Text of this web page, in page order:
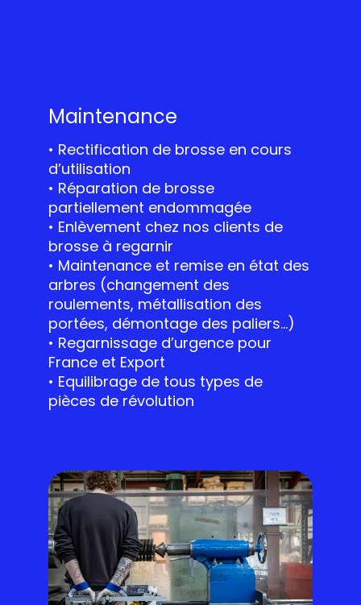
Maintenance
• Rectification de brosse en cours
d’utilisation
• Réparation de brosse
partiellement endommagée
• Enlèvement chez nos clients de
brosse à regarnir
• Maintenance et remise en état des
arbres (changement des
roulements, métallisation des
portées, démontage des paliers…)
• Regarnissage d’urgence pour
France et Export
• Equilibrage de tous types de
pièces de révolution